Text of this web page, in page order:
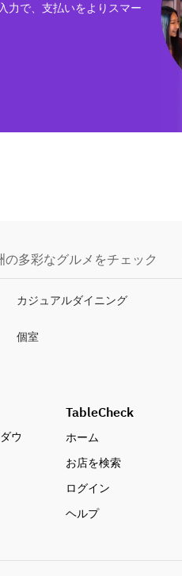
力で、支払いをよりスマー
の多彩なグルメをチェック
カジュアルダイニング
個室
ウ
TableCheck
ホーム
お店を検索
ログイン
ヘルプ